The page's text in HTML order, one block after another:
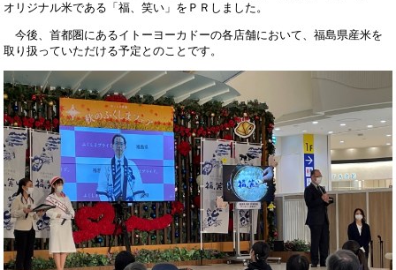
オリジナル米である「福、笑い」をＰＲしました。
今後、首都圏にあるイトーヨーカドーの各店舗において、福島県産米を
取り扱っていただける予定とのことです。